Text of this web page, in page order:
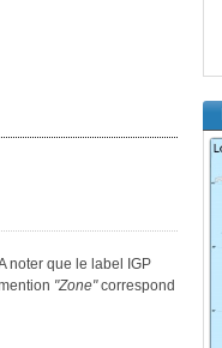
noter que le label IGP
"Zone"correspond